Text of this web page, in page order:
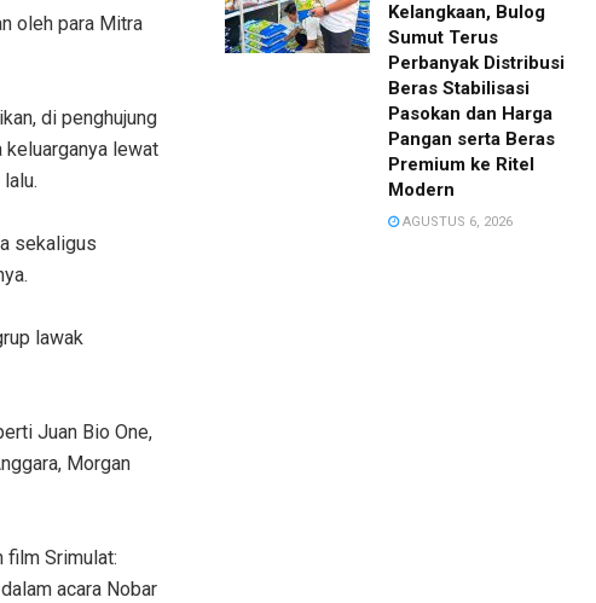
oleh para Mitra
di penghujung
keluarganya lewat
sekaligus
lawak
Juan Bio One,
Morgan
film Srimulat:
acara Nobar
Kelangkaan, Bulog
Sumut Terus
Perbanyak Distribusi
Beras Stabilisasi
Pasokan dan Harga
Pangan serta Beras
Premium ke Ritel
Modern
AGUSTUS 6, 2026